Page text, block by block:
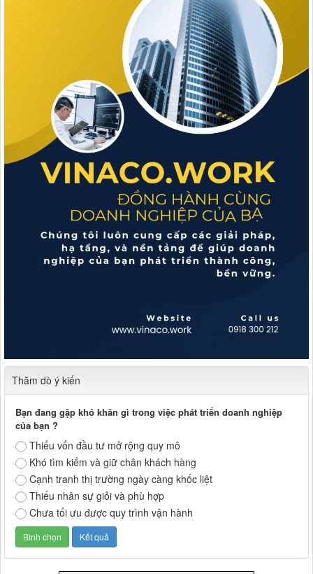
Thăm dò ý kiến
Bạn đang gặp khó khăn gì trong việc phát triển doanh nghiệp
của bạn ?
Thiếu vốn đầu tư mở rộng quy mô
Khó tìm kiếm và giữ chân khách hàng
Cạnh tranh thị trường ngày càng khốc liệt
Thiếu nhân sự giỏi và phù hợp
Chưa tối ưu được quy trình vận hành